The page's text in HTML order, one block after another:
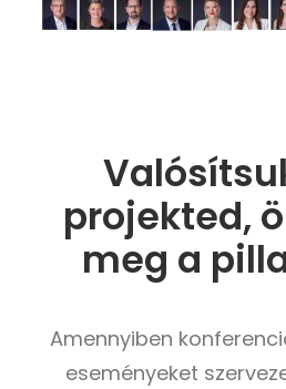
projekted,
meg a
Amennyiben
eseményeket